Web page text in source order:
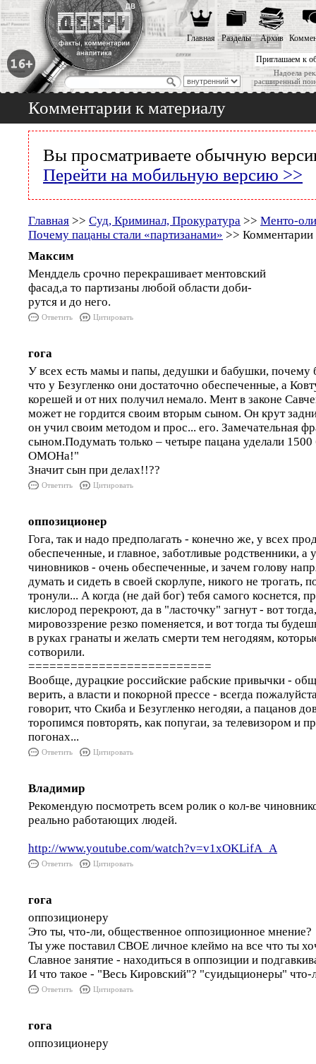
Приглашаем к
Надоела
расширенный
Главная Разделы Архив
Комментарии к материалу
Вы просматриваете обычную
Перейти на мобильную версию >>
Главная >> Суд, Криминал, Прокуратура >> Менто-
Почему пацаны стали «партизанами» >> Комментарии
Максим
Менддель срочно перекрашивает ментовский
фасад,а то партизаны любой области доби-
рутся и до него.
Ответить Цитировать
гога
У всех есть мамы и папы, дедушки и бабушки, почему
что у Безугленко они достаточно обеспеченные, а
корешей и от них получил немало. Мент в законе
может не гордится своим вторым сыном. Он крут
он учил своим методом и прос... его. Замечательная
сыном.Подумать только – четыре пацана уделали 1500
ОМОНа!"
Значит сын при делах!!??
Ответить Цитировать
оппозиционер
Гога, так и надо предполагать - конечно же, у всех
обеспеченные, и главное, заботливые родственники, а
чиновников - очень обеспеченные, и зачем голову
думать и сидеть в своей скорлупе, никого не трогать,
тронули... А когда (не дай бог) тебя самого коснется,
кислород перекроют, да в "ласточку" загнут - вот
мировоззрение резко поменяется, и вот тогда ты
в руках гранаты и желать смерти тем негодяям,
сотворили.
==========================
Вообще, дурацкие российские рабские привычки -
верить, а власти и покорной прессе - всегда
говорит, что Скиба и Безугленко негодяи, а пацанов
торопимся повторять, как попугаи, за телевизором и
погонах...
Ответить Цитировать
Владимир
Рекомендую посмотреть всем ролик о кол-ве
реально работающих людей.
http://www.youtube.com/watch?v=v1xOKLifA_A
Ответить Цитировать
гога
оппозиционеру
Это ты, что-ли, общественное оппозиционное мнение?
Ты уже поставил СВОЕ личное клеймо на все что ты
Славное занятие - находиться в оппозиции и
И что такое - "Весь Кировский"? "суидыционеры" что-
Ответить Цитировать
гога
оппозиционеру